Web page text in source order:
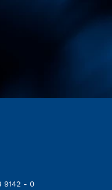
9142 - 0